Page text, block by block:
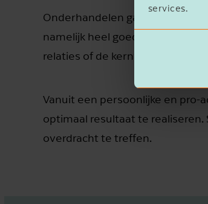
services.
Onderhandelen gaat over
namelijk heel goed dat je voor
relaties of de kernwaarden van
Vanuit een persoonlijke en pro-
optimaal resultaat te
overdracht te treffen.